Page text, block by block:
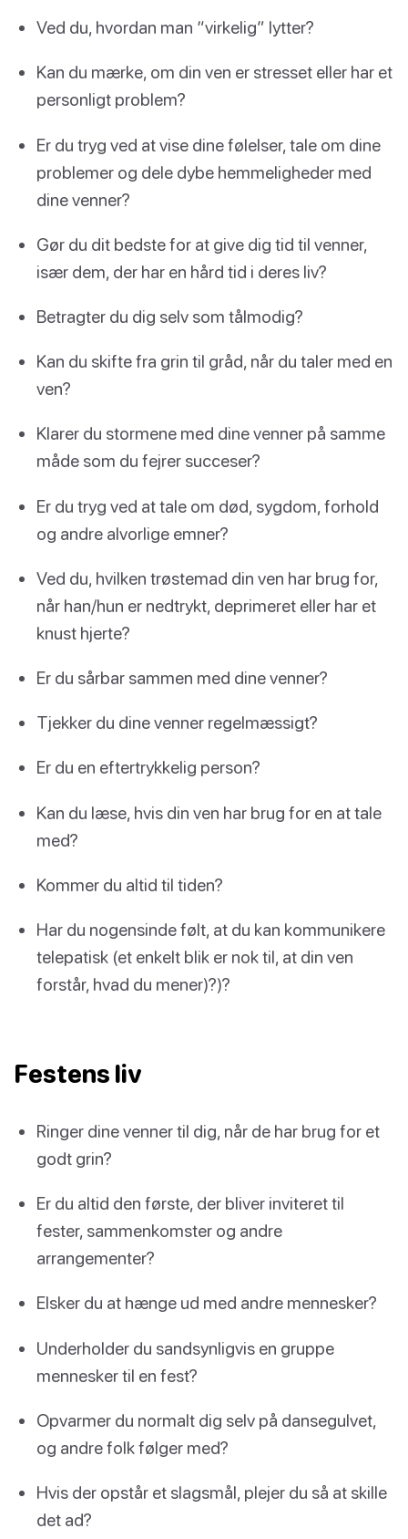
Ved du, hvordan man “virkelig” lytter?
Kan du mærke, om din ven er stresset eller har et
personligt problem?
Er du tryg ved at vise dine følelser, tale om dine
problemer og dele dybe hemmeligheder med
dine venner?
Gør du dit bedste for at give dig tid til venner,
især dem, der har en hård tid i deres liv?
Betragter du dig selv som tålmodig?
Kan du skifte fra grin til gråd, når du taler med en
ven?
Klarer du stormene med dine venner på samme
måde som du fejrer succeser?
Er du tryg ved at tale om død, sygdom, forhold
og andre alvorlige emner?
Ved du, hvilken trøstemad din ven har brug for,
når han/hun er nedtrykt, deprimeret eller har et
knust hjerte?
Er du sårbar sammen med dine venner?
Tjekker du dine venner regelmæssigt?
Er du en eftertrykkelig person?
Kan du læse, hvis din ven har brug for en at tale
med?
Kommer du altid til tiden?
Har du nogensinde følt, at du kan kommunikere
telepatisk (et enkelt blik er nok til, at din ven
forstår, hvad du mener)?)?
Festens liv
Ringer dine venner til dig, når de har brug for et
godt grin?
Er du altid den første, der bliver inviteret til
fester, sammenkomster og andre
arrangementer?
Elsker du at hænge ud med andre mennesker?
Underholder du sandsynligvis en gruppe
mennesker til en fest?
Opvarmer du normalt dig selv på dansegulvet,
og andre folk følger med?
Hvis der opstår et slagsmål, plejer du så at skille
det ad?